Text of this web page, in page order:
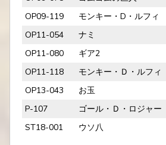
OP09-119
モンキー・D・ルフィ
OP11-054
ナミ
OP11-080
ギア2
OP11-118
モンキー・Ｄ・ルフィ
OP13-043
お玉
P-107
ゴール・Ｄ・ロジャー
ST18-001
ウソ八